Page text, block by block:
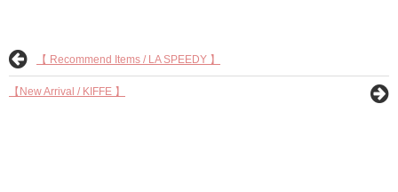
【 Recommend Items / LA SPEEDY 】
【New Arrival / KIFFE 】